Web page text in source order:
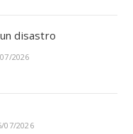
disastro
2026
07/2026